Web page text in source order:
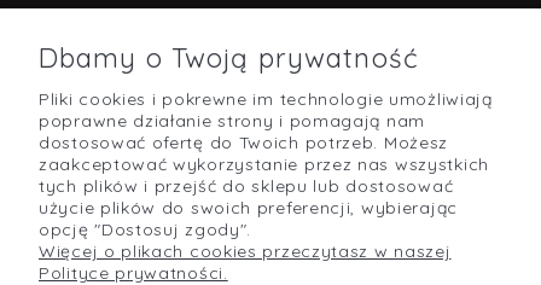
POMOC
O NAS
Dbamy o Twoją prywatność
Pliki cookies i pokrewne im technologie umożliwiają
poprawne działanie strony i pomagają nam
dostosować ofertę do Twoich potrzeb. Możesz
zaakceptować wykorzystanie przez nas wszystkich
tych plików i przejść do sklepu lub dostosować
użycie plików do swoich preferencji, wybierając
opcję "Dostosuj zgody".
Więcej o plikach cookies przeczytasz w naszej
Polityce prywatności.